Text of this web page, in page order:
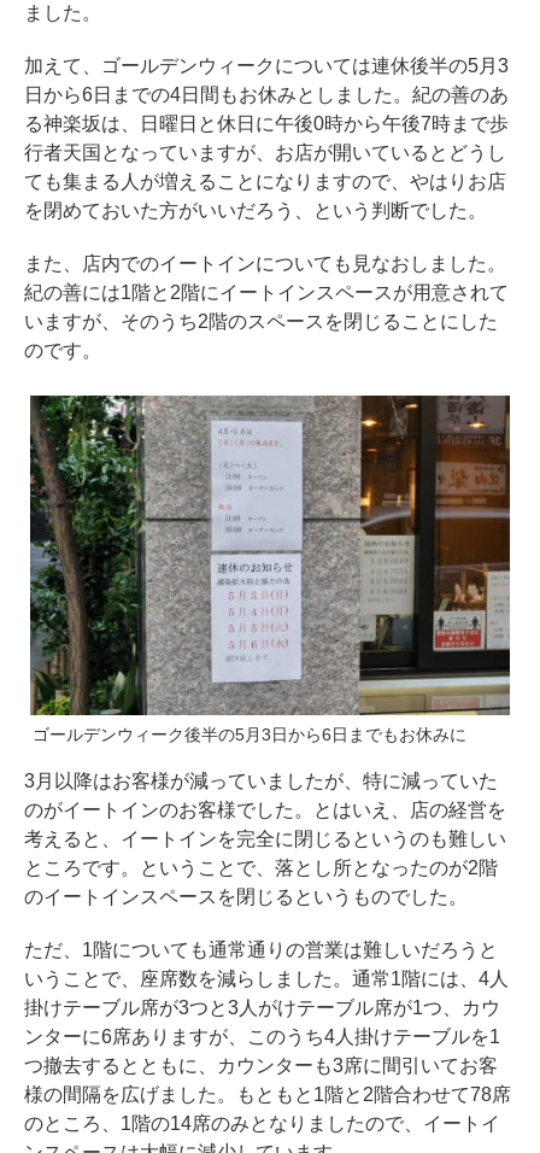
ました。
加えて、ゴールデンウィークについては連休後半の5月3
日から6日までの4日間もお休みとしました。紀の善のあ
る神楽坂は、日曜日と休日に午後0時から午後7時まで歩
行者天国となっていますが、お店が開いているとどうし
ても集まる人が増えることになりますので、やはりお店
を閉めておいた方がいいだろう、という判断でした。
また、店内でのイートインについても見なおしました。
紀の善には1階と2階にイートインスペースが用意されて
いますが、そのうち2階のスペースを閉じることにした
のです。
ゴールデンウィーク後半の5月3日から6日までもお休みに
3月以降はお客様が減っていましたが、特に減っていた
のがイートインのお客様でした。とはいえ、店の経営を
考えると、イートインを完全に閉じるというのも難しい
ところです。ということで、落とし所となったのが2階
のイートインスペースを閉じるというものでした。
ただ、1階についても通常通りの営業は難しいだろうと
いうことで、座席数を減らしました。通常1階には、4人
掛けテーブル席が3つと3人がけテーブル席が1つ、カウ
ンターに6席ありますが、このうち4人掛けテーブルを1
つ撤去するとともに、カウンターも3席に間引いてお客
様の間隔を広げました。もともと1階と2階合わせて78席
のところ、1階の14席のみとなりましたので、イートイ